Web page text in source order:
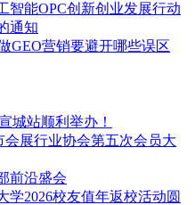
智能OPC创新创业发展行动
通知
GEO营销要避开哪些误区
城站顺利举办！
展行业协会第五次会员大
前沿盛会
学2026校友值年返校活动圆